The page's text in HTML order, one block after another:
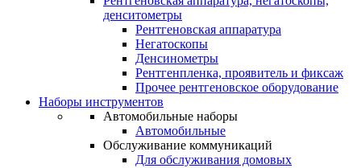
денситометры
Рентгеновская аппаратура
Негатоскопы
Денсинометры
Рентгенпленка, проявитель и фиксаж
Прочее рентгеновское оборудование
Наборы инструментов
Автомобильные наборы
Автомобильные
Обслуживание коммуникаций
Для обслуживания домовых